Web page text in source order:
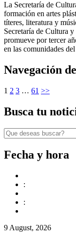
La Secretaría de
formación en artes
títeres, literatura y
Secretaría de Cultura
promueve por tercer
en las comunidades
Navegación
1 2 3 … 61 >>
Busca tu
Fecha y hora
:
:
9 August, 2026